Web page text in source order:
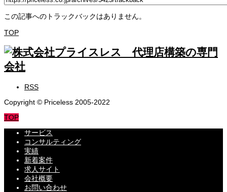
この記事へのトラックバックはありません。
TOP
RSS
Copyright © Priceless 2005-2022
TOP
サービス
コンサルティング
実績
新着案件
求人サイト
会社概要
お問い合わせ